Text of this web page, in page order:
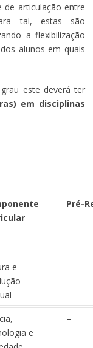
de articulação entre
tal, estas são
a flexibilização
alunos em quais
este deverá ter
em disciplinas
Pré-
e
–
e
–